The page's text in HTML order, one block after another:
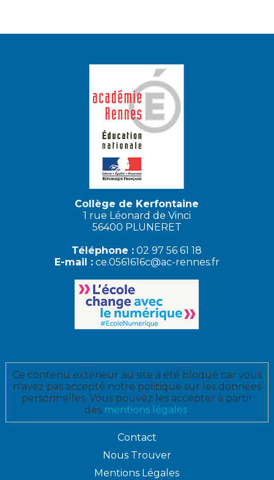
Collège de Kerfontaine
1 rue Léonard de Vinci
56400 PLUNERET
Téléphone : 02 97 56 61 18
E-mail : ce.0561616c@ac-rennes.fr
Ce contenu extérieur au site a été bloqué car vous
n'avez pas accepté notre politique sur les données
personnelles. Vous pouvez les accepter à partir
des mentions légales.
Contact
Nous Trouver
Mentions Légales